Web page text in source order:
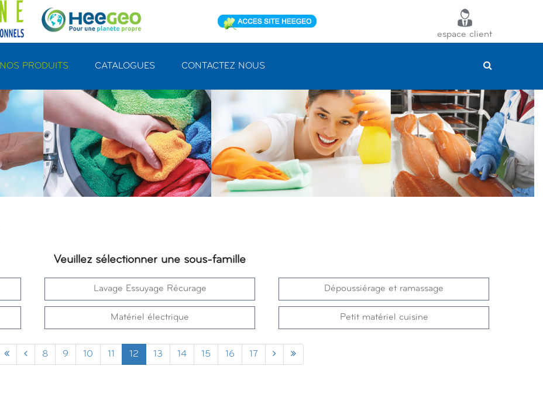
espace client
NOS PRODUITS CATALOGUES CONTACTEZ NOUS
Veuillez sélectionner une sous-famille
Lavage Essuyage Récurage Dépoussiérage et ramassage
Matériel électrique Petit matériel cuisine
8 9 10 11 12 13 14 15 16 17